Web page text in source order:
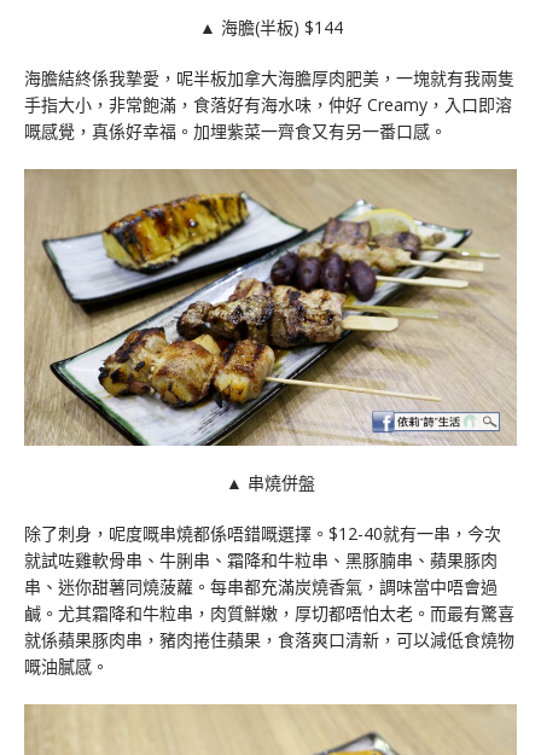
▲ 海膽(半板) $144
海膽結終係我摯愛，呢半板加拿大海膽厚肉肥美，一塊就有我兩隻
手指大小，非常飽滿，食落好有海水味，仲好 Creamy，入口即溶
嘅感覺，真係好幸福。加埋紫菜一齊食又有另一番口感。
▲ 串燒併盤
除了刺身，呢度嘅串燒都係唔錯嘅選擇。$12-40就有一串，今次
就試咗雞軟骨串、牛脷串、霜降和牛粒串、黑豚腩串、蘋果豚肉
串、迷你甜薯同燒菠蘿。每串都充滿炭燒香氣，調味當中唔會過
鹹。尤其霜降和牛粒串，肉質鮮嫩，厚切都唔怕太老。而最有驚喜
就係蘋果豚肉串，豬肉捲住蘋果，食落爽口清新，可以減低食燒物
嘅油膩感。